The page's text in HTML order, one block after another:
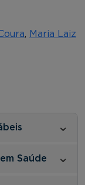
, Maria Laiz
Saúde